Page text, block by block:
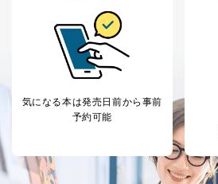
②利用目的を本人に通知し、又は公
当該事業者の権利又は正当な利益を
場合
③国の機関又は地方公共団体が法令
することに対して協力する必要があ
用目的を本人に通知し、又は公表す
事務の遂行に支障を及ぼすおそれが
④開示対象個人情報の利用目的が明
開示対象個人情報については、保有
たはその代理人からの利用目的の通
気になる本は発売日前から事前
予約可能